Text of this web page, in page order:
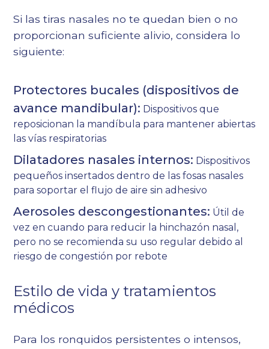
Si las tiras nasales no te quedan bien o no
proporcionan suficiente alivio, considera lo
siguiente:
Protectores bucales (dispositivos de
avance mandibular): Dispositivos que
reposicionan la mandíbula para mantener abiertas
las vías respiratorias
Dilatadores nasales internos: Dispositivos
pequeños insertados dentro de las fosas nasales
para soportar el flujo de aire sin adhesivo
Aerosoles descongestionantes: Útil de
vez en cuando para reducir la hinchazón nasal,
pero no se recomienda su uso regular debido al
riesgo de congestión por rebote
Estilo de vida y tratamientos
médicos
Para los ronquidos persistentes o intensos,